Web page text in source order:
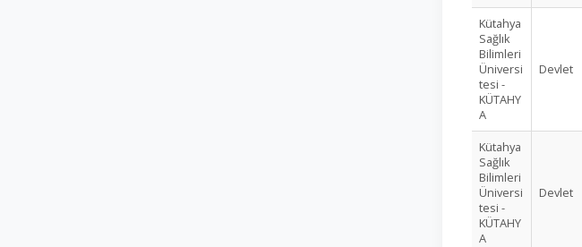
Kütahya
Sağlık
Bilimleri
Üniversi
tesi -
KÜTAHY
A
Devlet
Kütahya
Sağlık
Bilimleri
Üniversi
tesi -
KÜTAHY
A
Devlet